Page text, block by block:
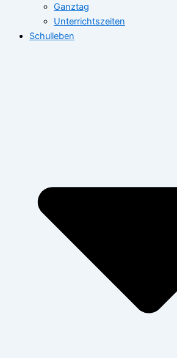
Ganztag
Unterrichtszeiten
Schulleben